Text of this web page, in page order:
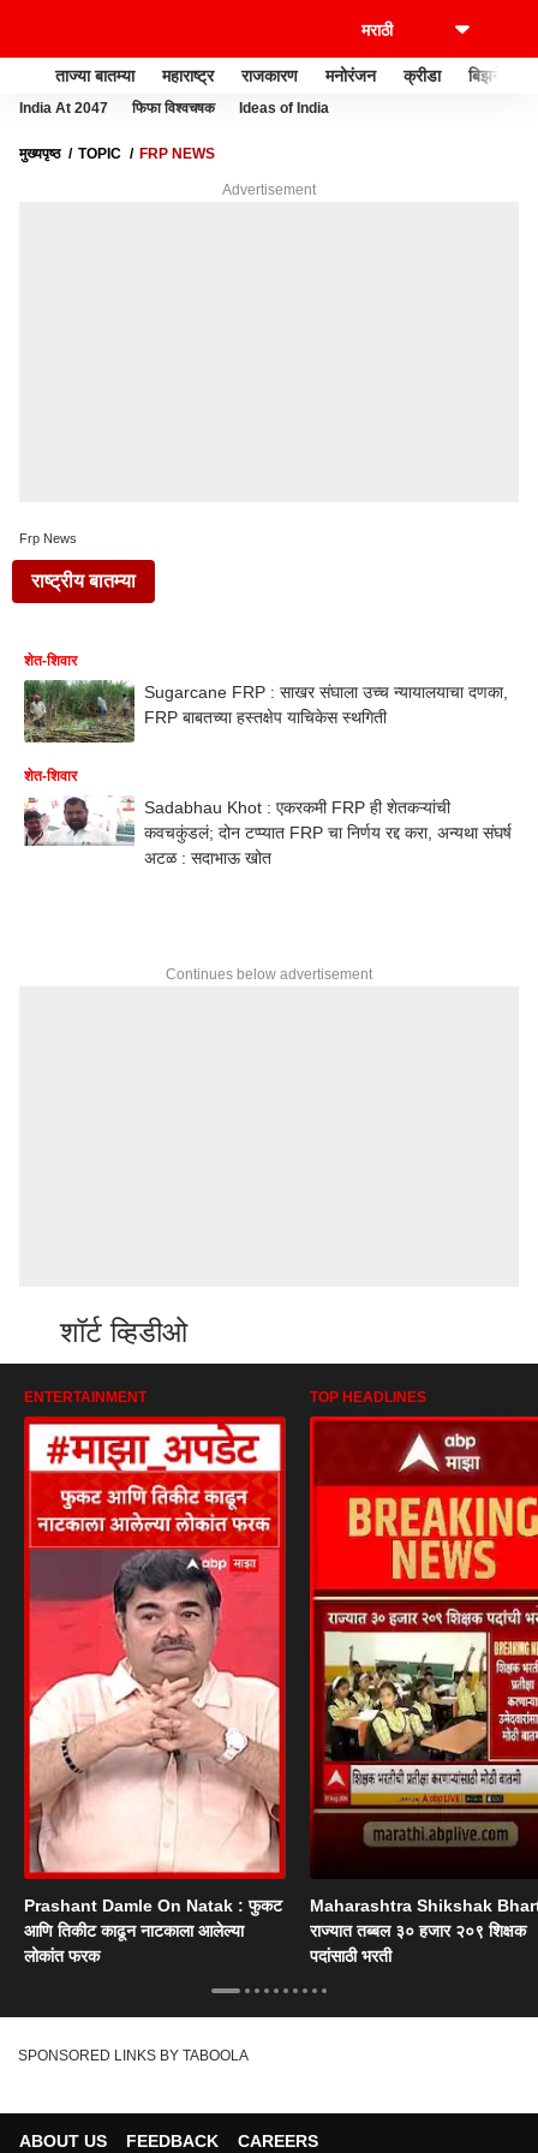
ताज्या बातम्या महाराष्ट्र राजकारण मनोरंजन क्रीडा बिझनेस
India At 2047 फिफा विश्वचषक Ideas of India
मुख्यपृष्ठ TOPIC FRP NEWS
Advertisement
Frp News
राष्ट्रीय बातम्या
शेत-शिवार
Sugarcane FRP : साखर संघाला उच्च न्यायालयाचा दणका,
FRP बाबतच्या हस्तक्षेप याचिकेस स्थगिती
शेत-शिवार
Sadabhau Khot : एकरकमी FRP ही शेतकऱ्यांची
कवचकुंडलं; दोन टप्प्यात FRP चा निर्णय रद्द करा, अन्यथा संघर्ष
अटळ : सदाभाऊ खोत
Continues below advertisement
शॉर्ट व्हिडीओ
ENTERTAINMENT
Prashant Damle On Natak : फुकट
आणि तिकीट काढून नाटकाला आलेल्या
लोकांत फरक
TOP HEADLINES
Maharashtra Shikshak
राज्यात तब्बल ३० हजार २०९ शिक्षक
पदांसाठी भरती
SPONSORED LINKS BY TABOOLA
ABOUT US FEEDBACK CAREERS